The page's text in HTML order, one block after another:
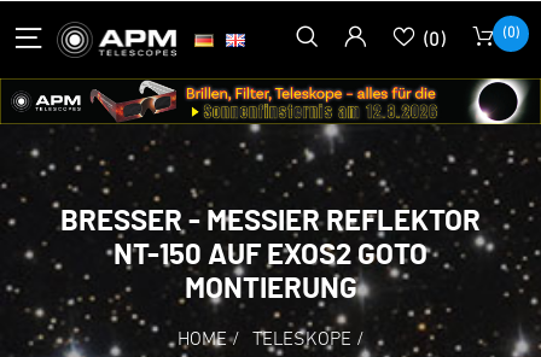
(0) (0)
BRESSER - MESSIER REFLEKTOR
NT-150 AUF EXOS2 GOTO
MONTIERUNG
HOME / TELESKOPE /